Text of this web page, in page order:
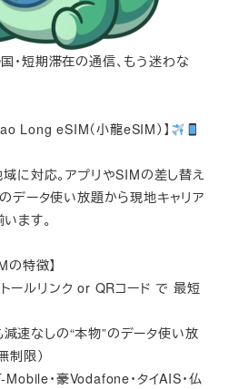
・短期滞在の通信、もう迷わな
Long eSIM（小龍eSIM）】
に対応。アプリやSIMの差し替え
データ使い放題から現地キャリア
ます。
特徴】
トールリンク or QRコード で 最短
速なしの“本物”のデータ使い放
制限）
・豪Vodafone・タイAIS・仏